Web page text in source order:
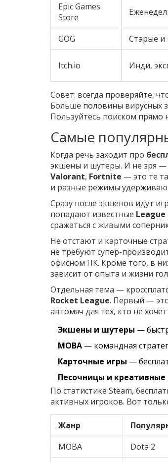
Epic Games
Store
GOG Старые и
Itch.io Инди,
Совет: всегда проверяйте,
Больше половины вирусных
Пользуйтесь поиском прямо
Самые
Когда речь заходит про
экшены и шутеры. И не зря —
Valorant, Fortnite — это те
и разные режимы
Сразу после экшенов идут
попадают известные
сражаться с живыми
Не отстают и карточные
не требуют супер-
офисном ПК. Кроме того, в
зависит от опыта и жизни
Отдельная тема —
Rocket League. Первый —
автомяч для тех, кто не
Экшены и шутеры —
MOBA — командная
Карточные игры —
Песочницы и креативные
По статистике Steam,
активных игроков. Вот
Жанр
MOBA
Dota 2